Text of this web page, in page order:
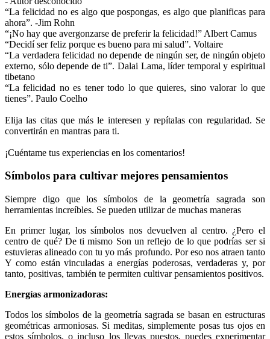
“La felicidad no es algo que pospongas, es algo que planificas para
ahora”. -Jim Rohn
“¡No hay que avergonzarse de preferir la felicidad!” Albert Camus
“Decidí ser feliz porque es bueno para mi salud”. Voltaire
“La verdadera felicidad no depende de ningún ser, de ningún objeto
externo, sólo depende de ti”. Dalai Lama, líder temporal y espiritual
tibetano
“La felicidad no es tener todo lo que quieres, sino valorar lo que
tienes”. Paulo Coelho
Elija las citas que más le interesen y repítalas con regularidad. Se
convertirán en mantras para ti.
¡Cuéntame tus experiencias en los comentarios!
Símbolos para cultivar mejores pensamientos
Siempre digo que los símbolos de la geometría sagrada son
herramientas increíbles. Se pueden utilizar de muchas maneras
En primer lugar, los símbolos nos devuelven al centro. ¿Pero el
centro de qué? De ti mismo Son un reflejo de lo que podrías ser si
estuvieras alineado con tu yo más profundo. Por eso nos atraen tanto
Y como están vinculadas a energías poderosas, verdaderas y, por
tanto, positivas, también te permiten cultivar pensamientos positivos.
Energías armonizadoras:
Todos los símbolos de la geometría sagrada se basan en estructuras
geométricas armoniosas. Si meditas, simplemente posas tus ojos en
estos símbolos, o incluso los llevas puestos, puedes experimentar